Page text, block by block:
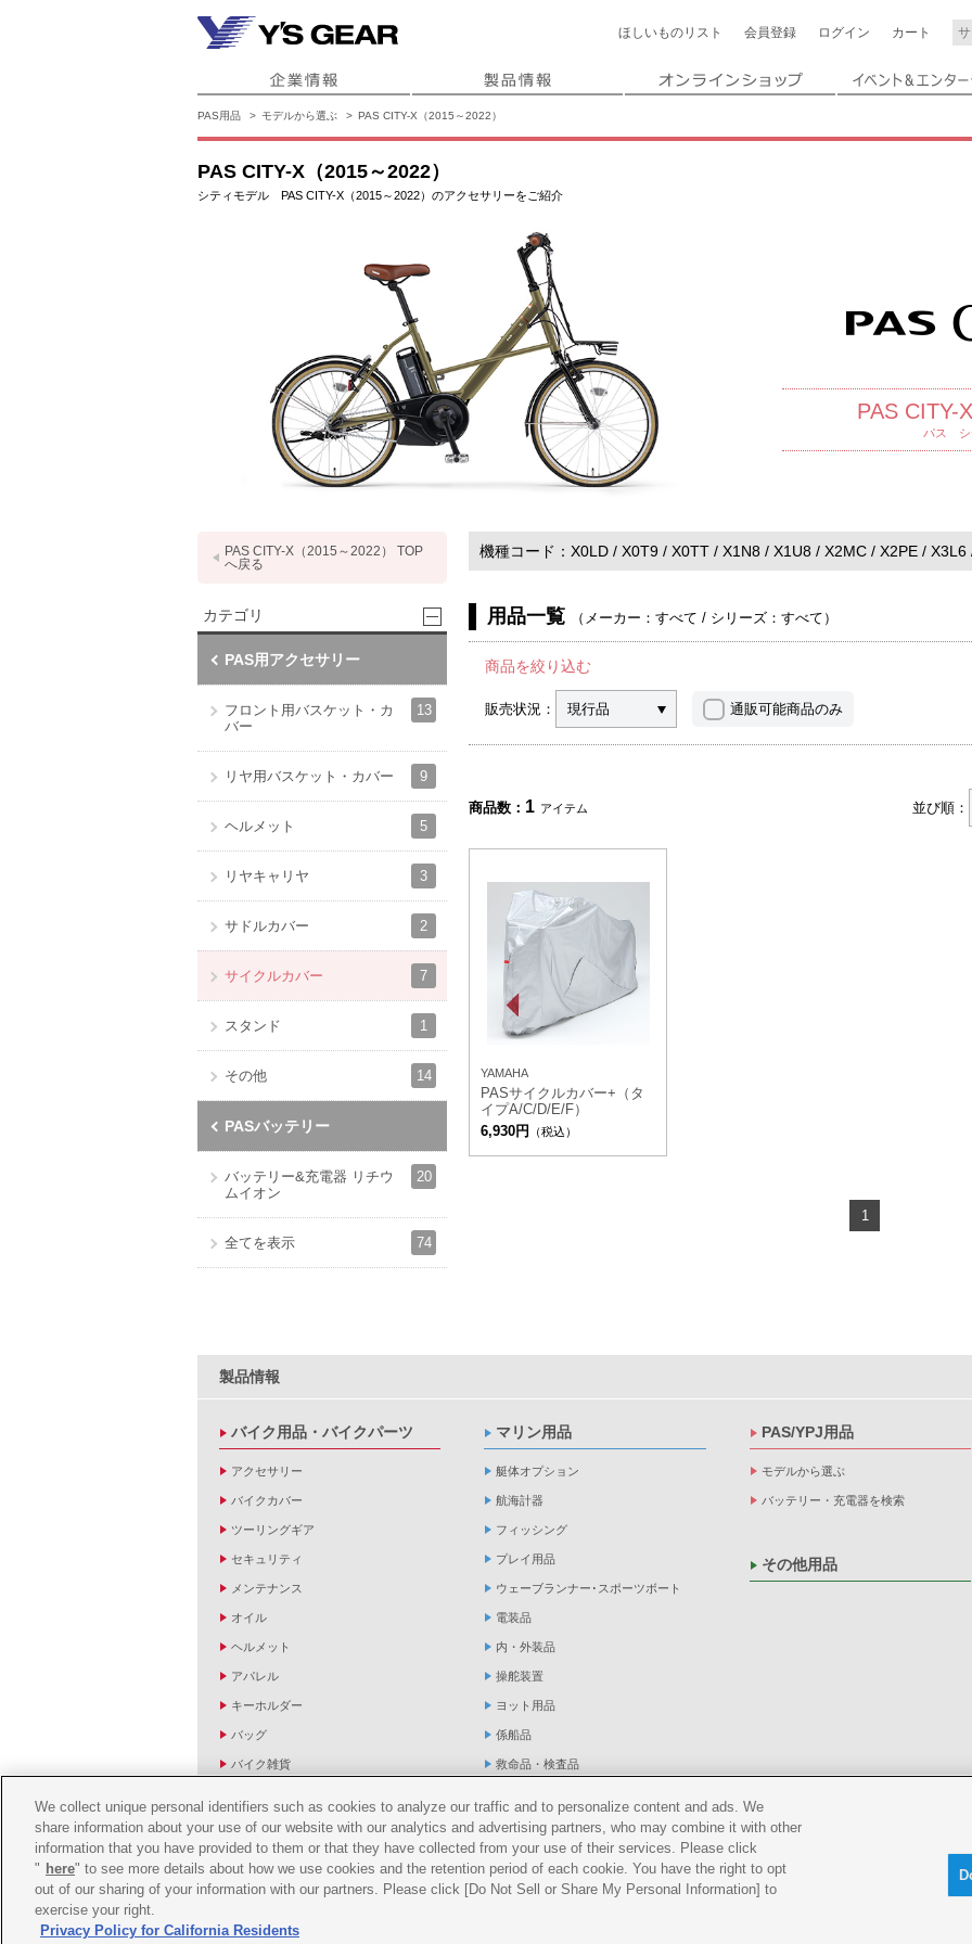
ほしいもの リスト 会員登録 ログイン カート
PAS用品 モデルから選ぶ PAS CITY-X（2015～2022）
PAS CITY-X（2015～2022）
シティモデル PAS CITY-X（2015～2022）のアクセサリーをご紹介
PAS CITY-
パス シ
機種コード X0LD X0T9 X0TT X1N8 X1U8 X2MC X2PE X3L6
用品一覧 （ メーカー：すべて / シリーズ：すべて ）
商品を絞り込む
販売状況： 現行品 通販可能商品のみ
商品数： 1 アイテム 並び順：
YAMAHA
PASサイクルカバー+（タ
イプA/C/D/E/F）
6,930円
（税込）
1
PAS CITY-X（2015～2022） TOP
へ戻る
カテゴリ
PAS用アクセサリー
フロント用バスケット・カ
バー
13
リヤ用バスケット・カバー 9
ヘルメット 5
リヤキャリヤ 3
サドルカバー 2
サイクルカバー 7
スタンド 1
その他 14
PASバッテリー
バッテリー&充電器 リチウ
ムイオン
20
全てを表示 74
製品情報
バイク用品・バイクパーツ
アクセサリー
バイクカバー
ツーリングギア
セキュリティ
メンテナンス
オイル
ヘルメット
アパレル
キーホルダー
バッグ
バイク雑貨
マリン用品
艇体オプション
航海計器
フィッシング
プレイ用品
ウェーブランナー･スポーツボート
電装品
内・外装品
操舵装置
ヨット用品
係船品
救命品・検査品
アパレル
船外機
PAS/YPJ用品
モデルから選ぶ
バッテリー・充電器を検索
その他用品
We collect unique personal identifiers such as cookies to analyze our traffic and to personalize content and ads. We
share information about your use of our website with our analytics and advertising partners, who may combine it with other
information that you have provided to them or that they have collected from your use of their services. Please click
" here" to see more details about how we use cookies and the retention period of each cookie. You have the right to opt
out of our sharing of your information with our partners. Please click [Do Not Sell or Share My Personal Information] to
exercise your right.
Privacy Policy for California Residents